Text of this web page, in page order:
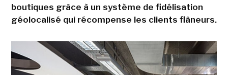
boutiques grâce à un système de fidélisation
géolocalisé qui récompense les clients flâneurs.